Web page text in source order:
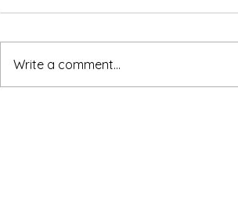
Write a comment...